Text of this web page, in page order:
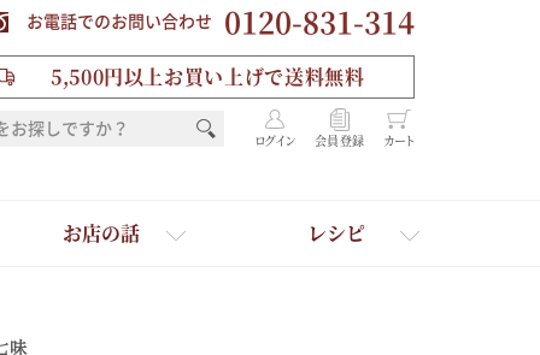
お電話でのお問い合わせ 0120-831-314
5,500円以上お買い上げで送料無料
ログイン 会員登録 カート
お店の話 レシピ
味